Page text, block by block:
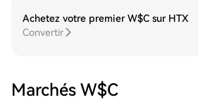
Achetez votre premier W$C sur HTX
Convertir
Marchés W$C